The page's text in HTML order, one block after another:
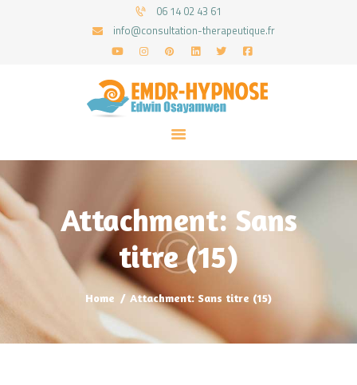
06 14 02 43 61
info@consultation-therapeutique.fr
Attachment: Sans
titre (15)
Home Attachment: Sans titre (15)
ACCUEIL
MON APPROCHE
ARTICLES
CONSULTATIONS
PRENEZ UN RDV